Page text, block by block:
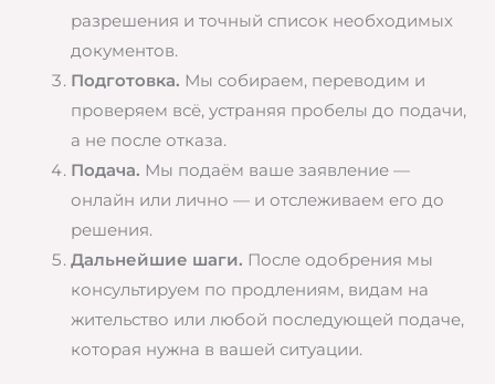
разрешения и точный список необходимых
документов.
Подготовка. Мы собираем, переводим и
проверяем всё, устраняя пробелы до подачи,
а не после отказа.
Подача. Мы подаём ваше заявление —
онлайн или лично — и отслеживаем его до
решения.
Дальнейшие шаги. После одобрения мы
консультируем по продлениям, видам на
жительство или любой последующей подаче,
которая нужна в вашей ситуации.